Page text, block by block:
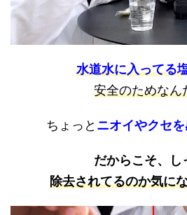
水道水に入ってる
安全のためなん
ちょっと ニオイやクセ
だからこそ、し
除去されてるのか気に